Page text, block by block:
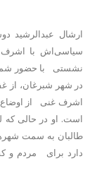
سیاسی‌اش با اشرف
نشستی با حضور
در شهر شبرغان، از
اشرف غنی از اوضاع
است. او در حالی که
طالبان به سمت
دارد برای مردم و